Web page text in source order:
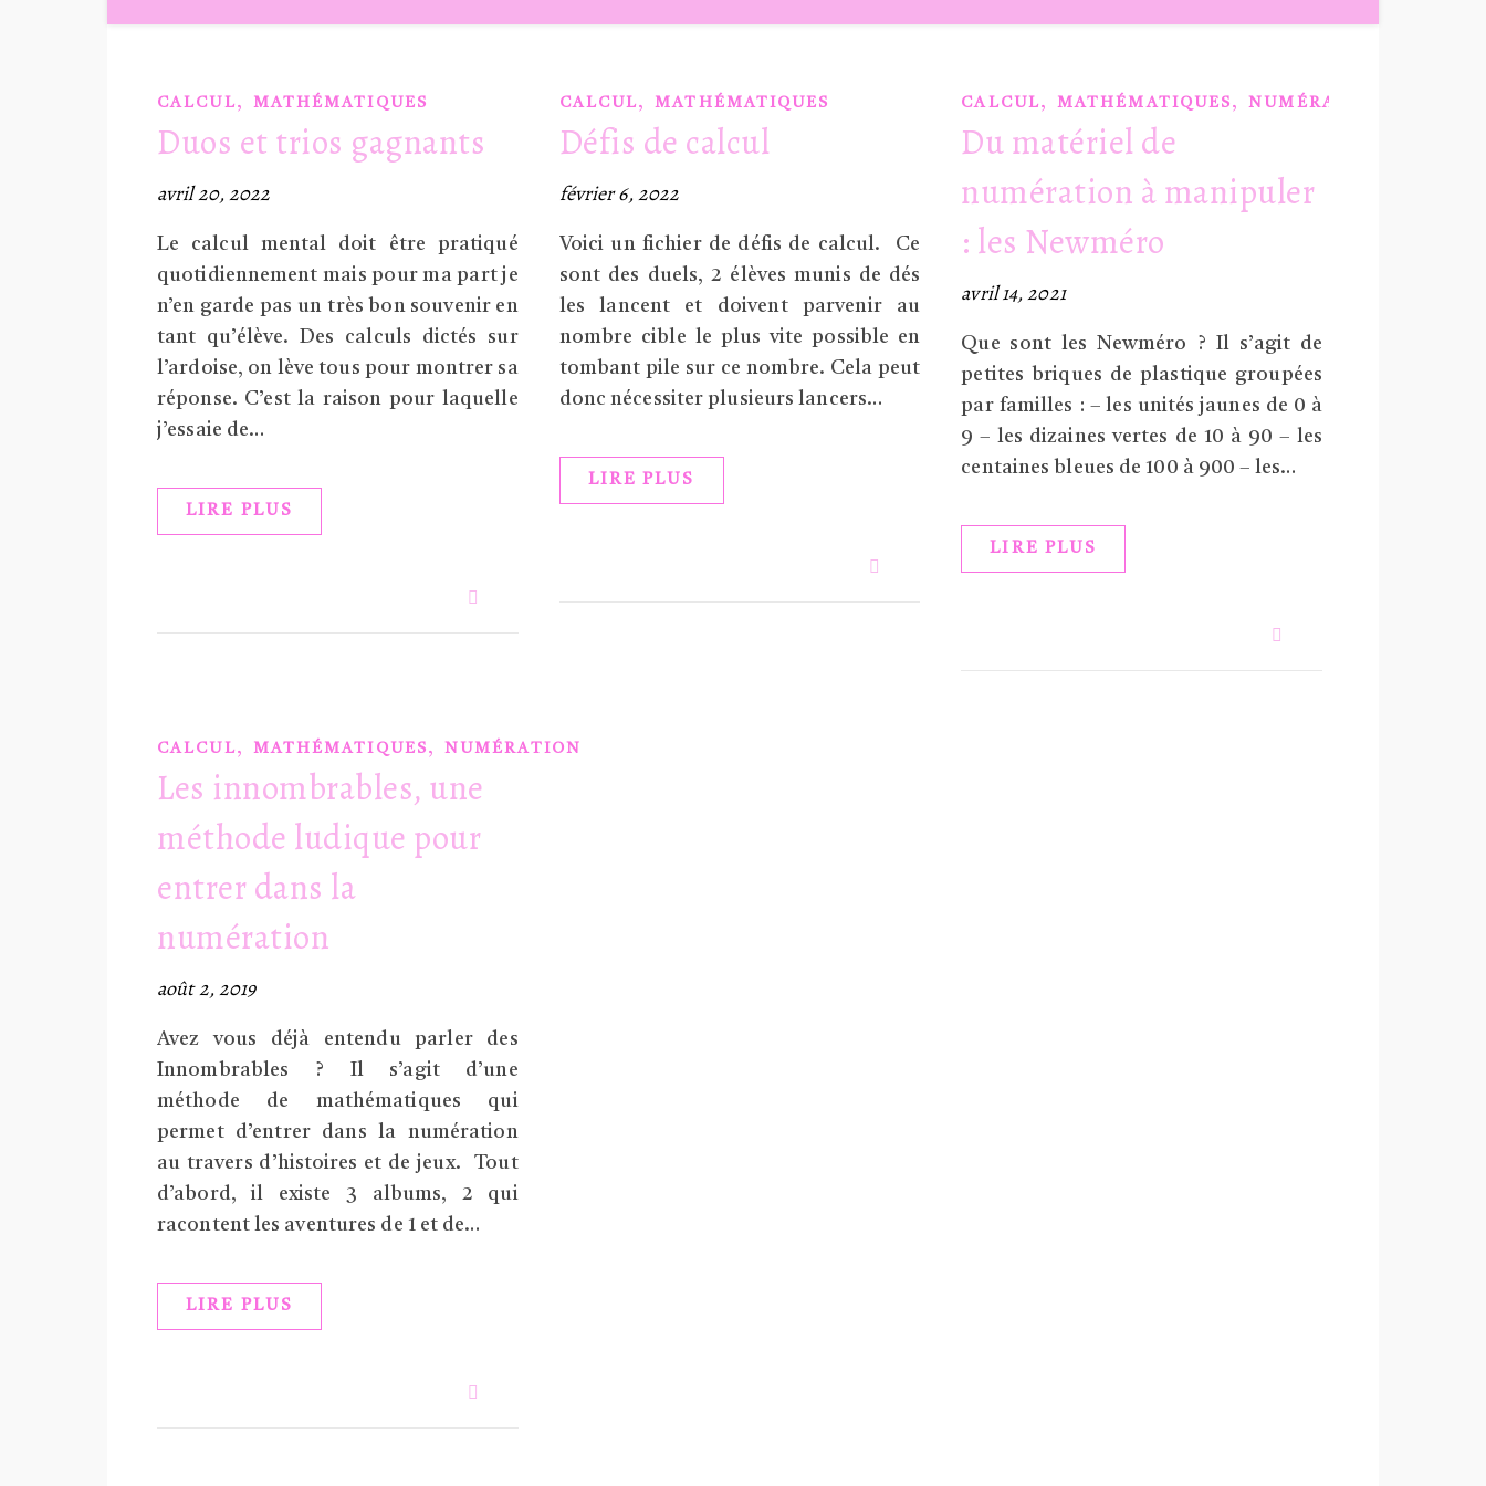
CALCUL, MATHÉMATIQUES
Duos et trios gagnants
avril 20, 2022
Le calcul mental doit être pratiqué
quotidiennement mais pour ma part je
n’en garde pas un très bon souvenir en
tant qu’élève. Des calculs dictés sur
l’ardoise, on lève tous pour montrer sa
réponse. C’est la raison pour laquelle
j’essaie de…
LIRE PLUS
CALCUL,MATHÉMATIQUES
Défis de calcul
février 6, 2022
Voici un fichier de défis de calcul. Ce
sont des duels, 2 élèves munis de dés
les lancent et doivent parvenir au
nombre cible le plus vite possible en
tombant pile sur ce nombre. Cela peut
donc nécessiter plusieurs lancers…
LIRE PLUS
CALCUL, MATHÉMATIQUES ,NUMÉRATION
Du matériel de
numération à manipuler
: les Newméro
avril 14, 2021
Que sont les Newméro ? Il s’agit de
petites briques de plastique groupées
par familles : – les unités jaunes de 0 à
9 – les dizaines vertes de 10 à 90 – les
centaines bleues de 100 à 900 – les…
LIRE PLUS
CALCUL, MATHÉMATIQUES , NUMÉRATION
Les innombrables, une
méthode ludique pour
entrer dans la
numération
août 2, 2019
Avez vous déjà entendu parler des
Innombrables ? Il s’agit d’une
méthode de mathématiques qui
permet d’entrer dans la numération
au travers d’histoires et de jeux. Tout
d’abord, il existe 3 albums, 2 qui
racontent les aventures de 1 et de…
LIRE PLUS